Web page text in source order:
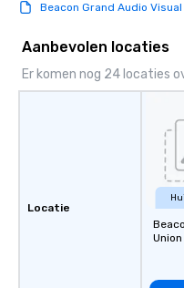
Beacon Grand Audio Visual
Aanbevolen locaties
Er komen nog 24 locaties
Locatie